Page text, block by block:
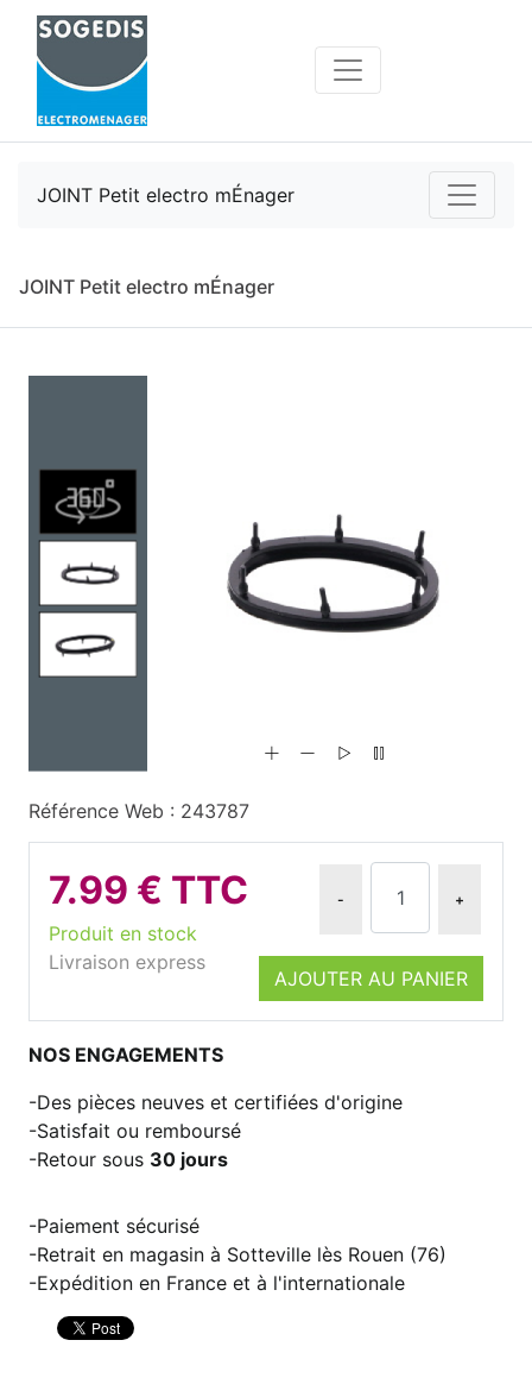
JOINT Petit electro mÉnager
JOINT Petit electro mÉnager
Référence Web : 243787
7.99 € TTC
Produit en stock
Livraison express
- +
AJOUTER AU PANIER
NOS ENGAGEMENTS
Des pièces neuves et certifiées d'origine
Satisfait ou remboursé
Retour sous 30 jours
Paiement sécurisé
Retrait en magasin à Sotteville lès Rouen (76)
Expédition en France et à l'internationale